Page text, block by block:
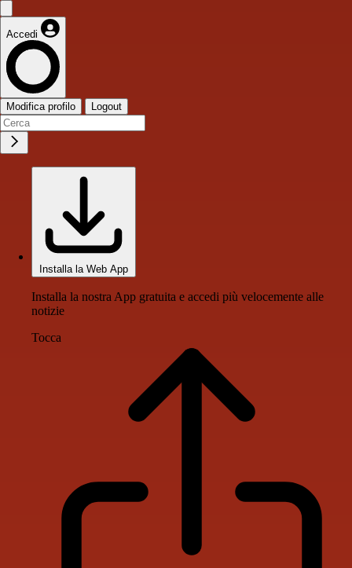
Accedi
Modifica profilo Logout
Installa la Web App
Installa la nostra App gratuita e accedi più velocemente alle
notizie
Tocca